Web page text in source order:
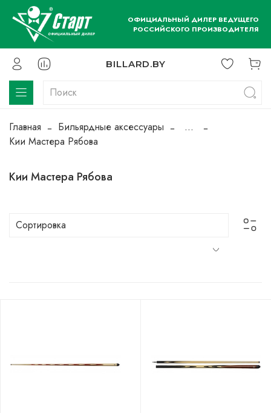
ОФИЦИАЛЬНЫЙ ДИЛЕР ВЕДУЩЕГО
РОССИЙСКОГО ПРОИЗВОДИТЕЛЯ
BILLARD.BY
Главная Бильярдные аксессуары
...
Кии Мастера Рябова
Кии Мастера Рябова